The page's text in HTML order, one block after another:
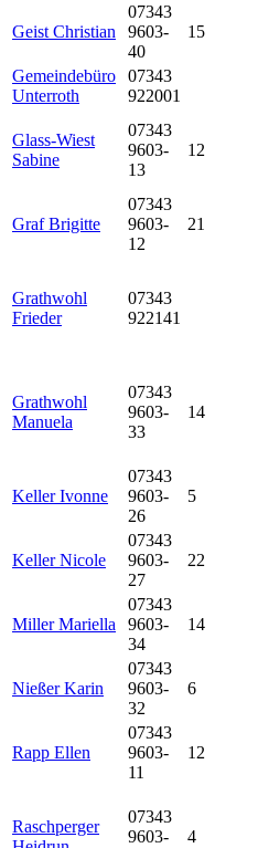
Geist Christian
07343
9603-
40
15
Gemeindebüro
Unterroth
07343
922001
Glass-Wiest
Sabine
07343
9603-
13
12
Graf Brigitte
07343
9603-
12
21
Grathwohl
Frieder
07343
922141
Grathwohl
Manuela
07343
9603-
33
14
Keller Ivonne
07343
9603-
26
5
Keller Nicole
07343
9603-
27
22
Miller Mariella
07343
9603-
34
14
Nießer Karin
07343
9603-
32
6
Rapp Ellen
07343
9603-
11
12
Raschperger
07343
9603-
4